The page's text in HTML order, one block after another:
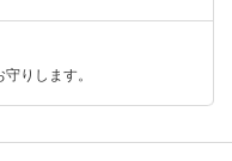
りします。